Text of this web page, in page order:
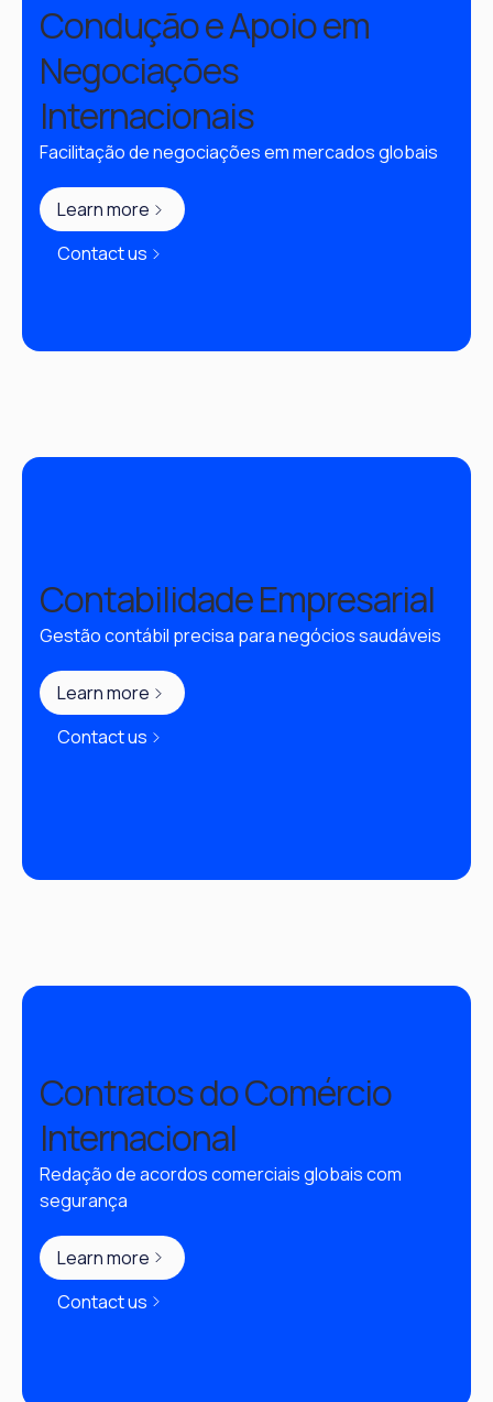
Condução e Apoio em
Negociações
Internacionais
Facilitação de negociações em mercados globais
Learn more
Contact us
Contabilidade Empresarial
Gestão contábil precisa para negócios saudáveis
Learn more
Contact us
Contratos do Comércio
Internacional
Redação de acordos comerciais globais com
segurança
Learn more
Contact us